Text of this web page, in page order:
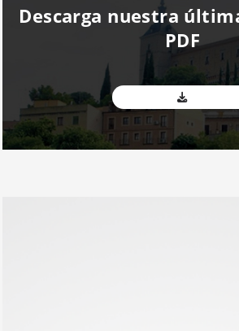
Descarga nuestra
PDF